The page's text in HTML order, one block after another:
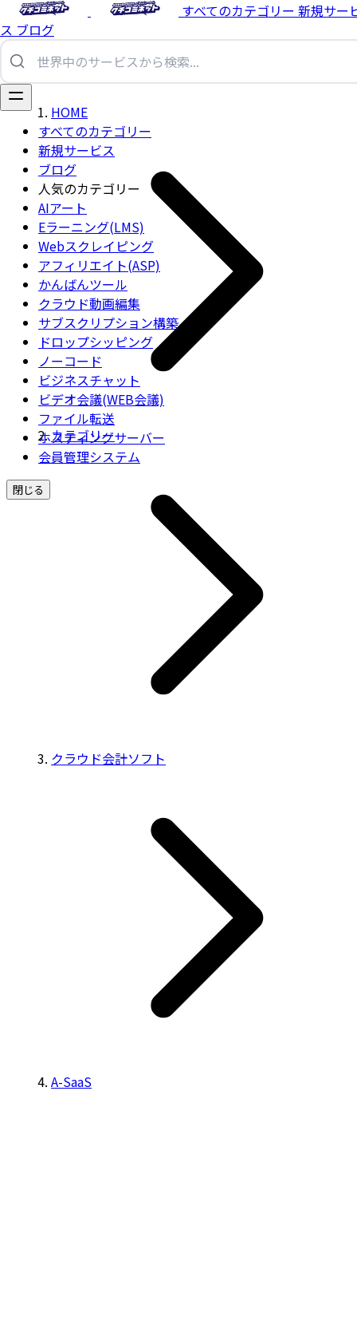
すべてのカテゴリー 新規サー
ス ブログ
すべてのカテゴリー
新規サービス
ブログ
人気のカテゴリー
AIアート
Eラーニング(LMS)
Webスクレイピング
アフィリエイト(ASP)
かんばんツール
クラウド動画編集
サブスクリプション構築
ドロップシッピング
ノーコード
ビジネスチャット
ビデオ会議(WEB会議)
ファイル転送
ホスティングサーバー
会員管理システム
閉じる
HOME
カテゴリー
クラウド会計ソフト
A-SaaS